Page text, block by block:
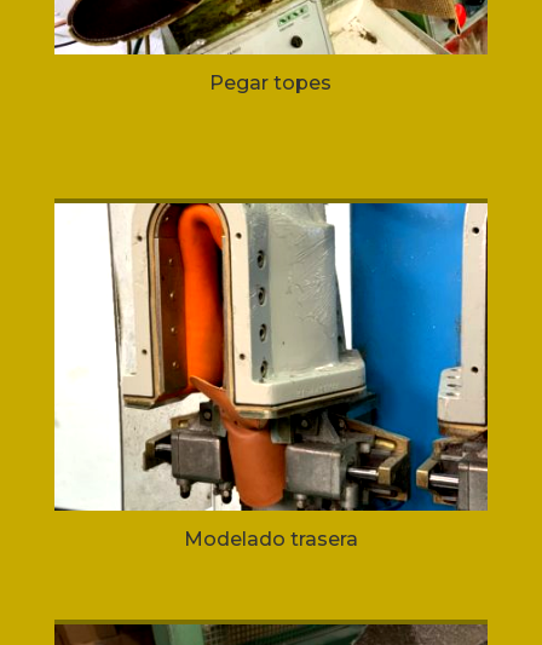
Pegar topes
Modelado trasera